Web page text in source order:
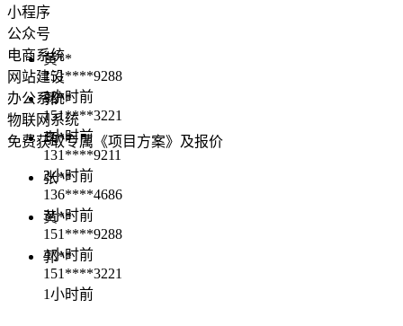
小程序
公众号
电商系统
网站建设
办公系统
物联网系统
免费获取专属《项目方案》及报价
黄**
151****9288
4小时前
郭**
151****3221
1小时前
李**
131****9211
2小时前
张**
136****4686
3小时前
黄**
151****9288
4小时前
郭**
151****3221
1小时前